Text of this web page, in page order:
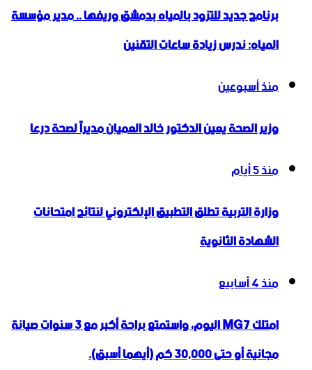
برنامج جديد للتزود بالمياه بدمشق وريفها .. مدير مؤسسة
المياه: ندرس زيادة ساعات التقنين
منذ أسبوعين
وزير الصحة يعين الدكتور خالد العميان مديراً لصحة درعا
منذ 5 أيام
وزارة التربية تطلق التطبيق الإلكتروني لنتائج امتحانات
الشهادة الثانوية
منذ 4 أسابيع
امتلك MG7 اليوم، واستمتع براحة أكبر مع 3 سنوات صيانة
مجانية أو حتى 30,000 كم (أيهما أسبق).